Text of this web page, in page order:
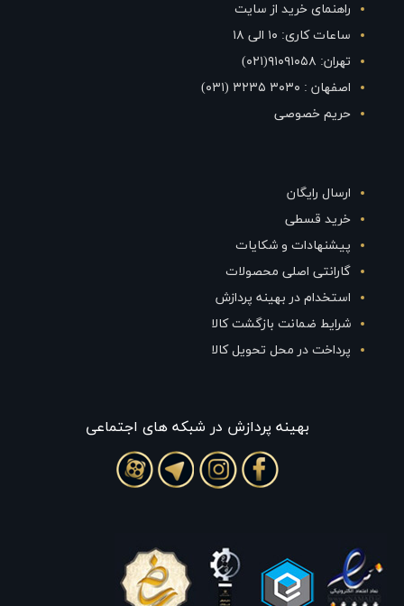
راهنمای خرید از سایت
ساعات کاری: ۱۰ الی ۱۸
تهران: ۹۱۰۹۱۰۵۸(۰۲۱)
اصفهان : ۳۰۳۰ ۳۲۳۵ (۰۳۱)
حریم خصوصی
ارسال رایگان
خرید قسطی
پیشنهادات و شکایات
گارانتی اصلی محصولات
استخدام در بهینه پردازش
شرایط ضمانت بازگشت کالا
پرداخت در محل تحویل کالا
بهينه پردازش در شبکه های اجتماعی